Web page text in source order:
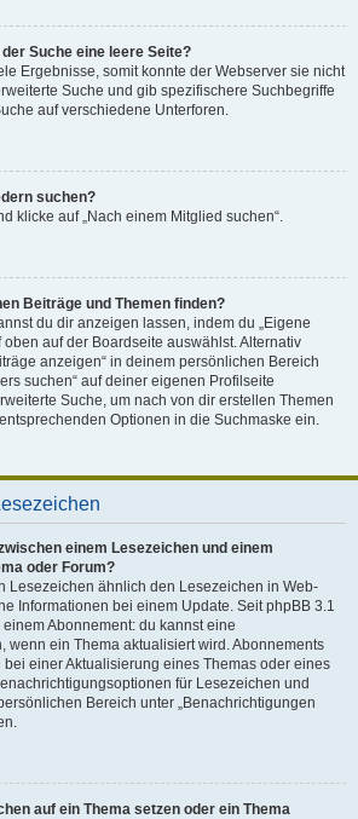
Suche eine leere Seite?
Ergebnisse, somit konnte der Webserver sie nicht
Suche und gib spezifischere Suchbegriffe
auf verschiedene Unterforen.
suchen?
klicke auf „Nach einem Mitglied suchen“.
Beiträge und Themen finden?
du dir anzeigen lassen, indem du „Eigene
oben auf der Boardseite auswählst. Alternativ
anzeigen“ in deinem persönlichen Bereich
suchen“ auf deiner eigenen Profilseite
Suche, um nach von dir erstellen Themen
Optionen in die Suchmaske ein.
einem Lesezeichen und einem
oder Forum?
Lesezeichen ähnlich den Lesezeichen in Web-
Informationen bei einem Update. Seit phpBB 3.1
Abonnement: du kannst eine
wenn ein Thema aktualisiert wird. Abonnements
einer Aktualisierung eines Themas oder eines
für Lesezeichen und
Bereich unter „Benachrichtigungen
auf ein Thema setzen oder ein Thema